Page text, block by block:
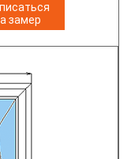
замер